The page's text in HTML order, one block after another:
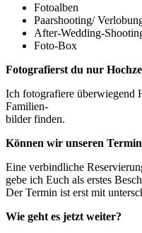
Fotoalben
Paarshooting/
After-Wedding-
Foto-Box
Fotografierst du nur
Ich fotografiere überwiegend
Familien-
bilder finden.
Können wir unseren
Eine verbindliche
gebe ich Euch als erstes
Der Termin ist erst mit
Wie geht es jetzt weiter?